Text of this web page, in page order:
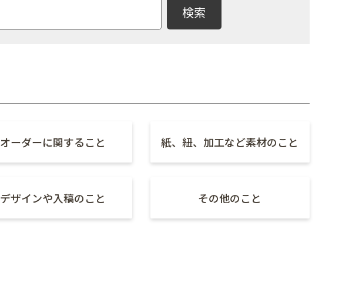
オーダーに関すること 紙、紐、加工など素材のこと
デザインや入稿のこと その他のこと